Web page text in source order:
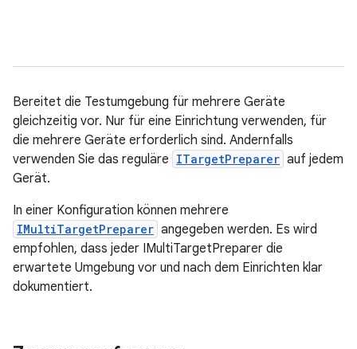
Bereitet die Testumgebung für mehrere Geräte
gleichzeitig vor. Nur für eine Einrichtung verwenden, für
die mehrere Geräte erforderlich sind. Andernfalls
verwenden Sie das reguläre ITargetPreparer auf jedem
Gerät.
In einer Konfiguration können mehrere
IMultiTargetPreparer angegeben werden. Es wird
empfohlen, dass jeder IMultiTargetPreparer die
erwartete Umgebung vor und nach dem Einrichten klar
dokumentiert.